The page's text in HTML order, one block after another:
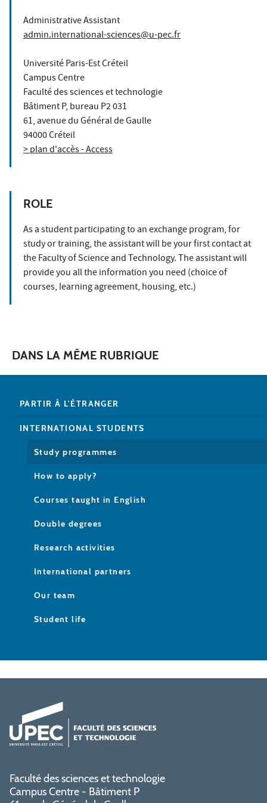
Administrative Assistant
admin.international-sciences@u-pec.fr
Université Paris-Est Créteil
Campus Centre
Faculté des sciences et technologie
Bâtiment P, bureau P2 031
61, avenue du Général de Gaulle
94000 Créteil
> plan d'accès - Access
ROLE
As a student participating to an exchange program, for
study or training, the assistant will be your first contact at
the Faculty of Science and Technology. The assistant will
provide you all the information you need (choice of
courses, learning agreement, housing, etc.)
DANS LA MÊME RUBRIQUE
PARTIR À L'ÉTRANGER
INTERNATIONAL STUDENTS
Study programmes
How to apply?
Courses taught in English
Double degrees
Research activities
International partners
Our team
Student life
Faculté des sciences et technologie
Campus Centre - Bâtiment P